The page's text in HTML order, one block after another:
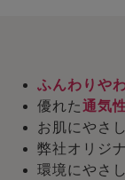
ふんわりや
優れた通気
お肌にやさ
弊社オリジ
環境にやさ